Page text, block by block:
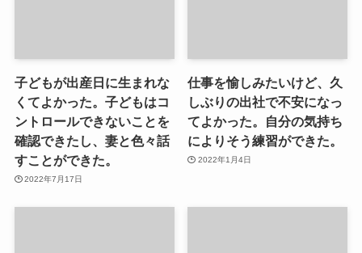
子どもが出産日に生まれな
くてよかった。子どもはコ
ントロールできないことを
確認できたし、妻と色々話
すことができた。
2022年7月17日
仕事を愉しみたいけど、久
しぶりの出社で不安になっ
てよかった。自分の気持ち
によりそう練習ができた。
2022年1月4日